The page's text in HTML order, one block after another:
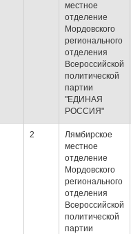
местное
отделение
Мордовского
регионального
отделения
Всероссийской
политической
партии
"ЕДИНАЯ
РОССИЯ"
2
Лямбирское
местное
отделение
Мордовского
регионального
отделения
Всероссийской
политической
партии